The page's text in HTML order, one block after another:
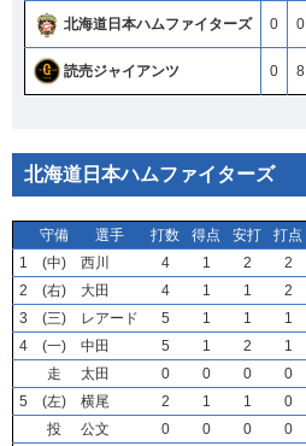
北海道日本ハムファイターズ 0 0
読売ジャイアンツ 0 8
北海道日本ハムファイターズ 0 0
読売ジャイアンツ 0 8
北海道日本ハムファイターズ 0 0
読売ジャイアンツ 0 8
北海道日本ハムファイターズ 0 0
読売ジャイアンツ 0 8
北海道日本ハムファイターズ
守備 選手 打数 得点 安打 打点
1
(中) 西川 4 1 2 2
2
(右) 大田 4 1 1 2
3
(三) レアード 5 1 1 1
4
(一) 中田 5 1 2 1
走
太田 0 0 0 0
5
(左) 横尾 2 1 1 0
投
公文 0 0 0 0
守備 選手 打数 得点 安打 打点
1
(中) 西川 4 1 2 2
2
(右) 大田 4 1 1 2
3
(三) レアード 5 1 1 1
4
(一) 中田 5 1 2 1
走
太田 0 0 0 0
5
(左) 横尾 2 1 1 0
投
公文 0 0 0 0
守備 選手 打数 得点 安打 打点
1
(中) 西川 4 1 2 2
2
(右) 大田 4 1 1 2
3
(三) レアード 5 1 1 1
4
(一) 中田 5 1 2 1
走
太田 0 0 0 0
5
(左) 横尾 2 1 1 0
投
公文 0 0 0 0
守備 選手 打数 得点 安打 打点
1
(中) 西川 4 1 2 2
2
(右) 大田 4 1 1 2
3
(三) レアード 5 1 1 1
4
(一) 中田 5 1 2 1
走
太田 0 0 0 0
5
(左) 横尾 2 1 1 0
投
公文 0 0 0 0